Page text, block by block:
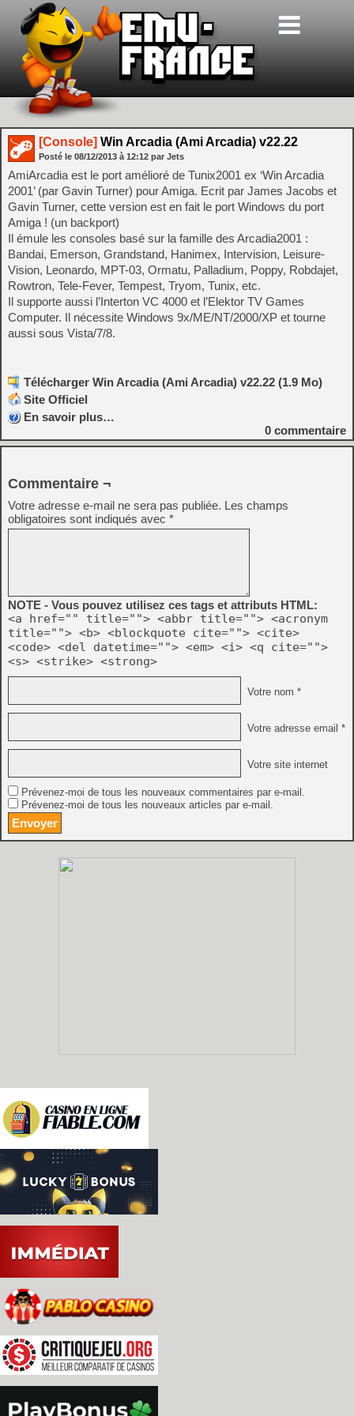
[Console] Win Arcadia (Ami Arcadia) v22.22
Posté le 08/12/2013 à 12:12 par Jets
AmiArcadia est le port amélioré de Tunix2001 ex ‘Win Arcadia
2001’ (par Gavin Turner) pour Amiga. Ecrit par James Jacobs et
Gavin Turner, cette version est en fait le port Windows du port
Amiga ! (un backport)
Il émule les consoles basé sur la famille des Arcadia2001 :
Bandai, Emerson, Grandstand, Hanimex, Intervision, Leisure-
Vision, Leonardo, MPT-03, Ormatu, Palladium, Poppy, Robdajet,
Rowtron, Tele-Fever, Tempest, Tryom, Tunix, etc.
Il supporte aussi l’Interton VC 4000 et l’Elektor TV Games
Computer. Il nécessite Windows 9x/ME/NT/2000/XP et tourne
aussi sous Vista/7/8.
Télécharger Win Arcadia (Ami Arcadia) v22.22 (1.9 Mo)
Site Officiel
En savoir plus…
0 commentaire
Commentaire ¬
Votre adresse e-mail ne sera pas publiée. Les champs
obligatoires sont indiqués avec *
NOTE - Vous pouvez utilisez ces tags et attributs HTML:
<a href="" title=""> <abbr title=""> <acronym
title=""> <b> <blockquote cite=""> <cite>
<code> <del datetime=""> <em> <i> <q cite="">
<s> <strike> <strong>
Votre nom *
Votre adresse email *
Votre site internet
Prévenez-moi de tous les nouveaux commentaires par e-mail.
Prévenez-moi de tous les nouveaux articles par e-mail.